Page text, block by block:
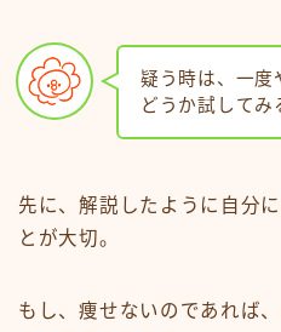
疑う時は、一度
どうか試してみ
先に、解説したように自分
とが大切。
もし、痩せないのであれば